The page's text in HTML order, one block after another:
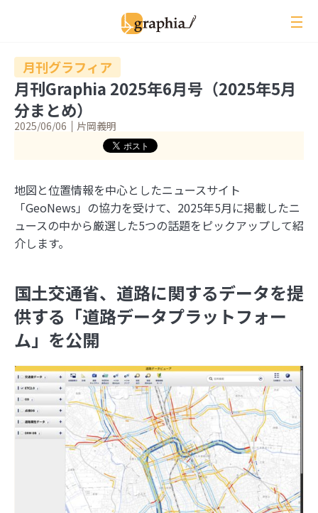
イベントレポート
ジオ用語解説
月刊グラフィア
インタビュー
8月
7月 6月 5月 4月 3月 2月 1月
2025年
12月
11月 10月 9月 8月 7月 6月 5月
4月
3月
2月 1月
2024年
12月
11月 10月 9月 8月 7月 6月 5月
4月
2月 1月
2023年
11月 10月 9月 8月 7月 6月 5月
4月
2月 1月
2022年
11月 10月 9月 8月 7月 6月 5月
2月 1月
11月 10月 9月 8月 7月 6月 5月
4月
2月 1月
月刊グラフィア
月刊Graphia 2025年6月号（2025年5月
分まとめ）
2025/06/06 片岡義明
地図と位置情報を中心としたニュースサイト
「GeoNews」の協力を受けて、2025年5月に掲載したニ
ュースの中から厳選した5つの話題をピックアップして紹
介します。
国土交通省、道路に関するデータを提
供する「道路データプラットフォー
ム」を公開